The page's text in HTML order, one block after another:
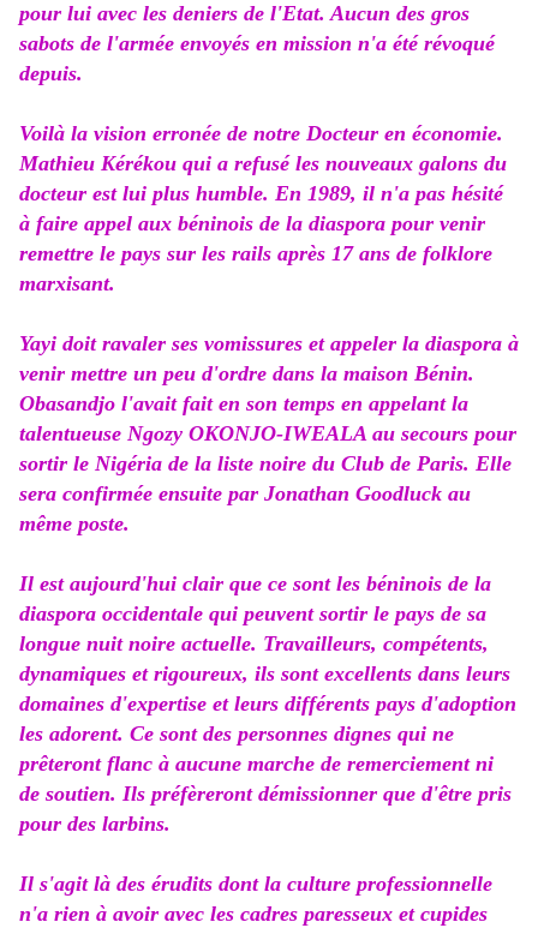
pour lui avec les deniers de l'Etat. Aucun des gros
sabots de l'armée envoyés en mission n'a été révoqué
depuis.
Voilà la vision erronée de notre Docteur en économie.
Mathieu Kérékou qui a refusé les nouveaux galons du
docteur est lui plus humble. En 1989, il n'a pas hésité
à faire appel aux béninois de la diaspora pour venir
remettre le pays sur les rails après 17 ans de folklore
marxisant.
Yayi doit ravaler ses vomissures et appeler la diaspora à
venir mettre un peu d'ordre dans la maison Bénin.
Obasandjo l'avait fait en son temps en appelant la
talentueuse Ngozy OKONJO-IWEALA au secours pour
sortir le Nigéria de la liste noire du Club de Paris. Elle
sera confirmée ensuite par Jonathan Goodluck au
même poste.
Il est aujourd'hui clair que ce sont les béninois de la
diaspora occidentale qui peuvent sortir le pays de sa
longue nuit noire actuelle. Travailleurs, compétents,
dynamiques et rigoureux, ils sont excellents dans leurs
domaines d'expertise et leurs différents pays d'adoption
les adorent. Ce sont des personnes dignes qui ne
prêteront flanc à aucune marche de remerciement ni
de soutien. Ils préfèreront démissionner que d'être pris
pour des larbins.
Il s'agit là des érudits dont la culture professionnelle
n'a rien à avoir avec les cadres paresseux et cupides